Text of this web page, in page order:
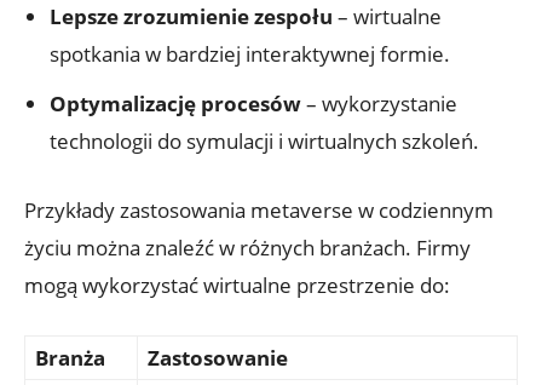
Lepsze zrozumienie zespołu – wirtualne
spotkania w bardziej interaktywnej formie.
Optymalizację procesów– wykorzystanie
technologii do symulacji i wirtualnych szkoleń.
Przykłady zastosowania metaverse w codziennym
życiu można znaleźć w różnych branżach. Firmy
mogą wykorzystać wirtualne przestrzenie do:
Branża Zastosowanie